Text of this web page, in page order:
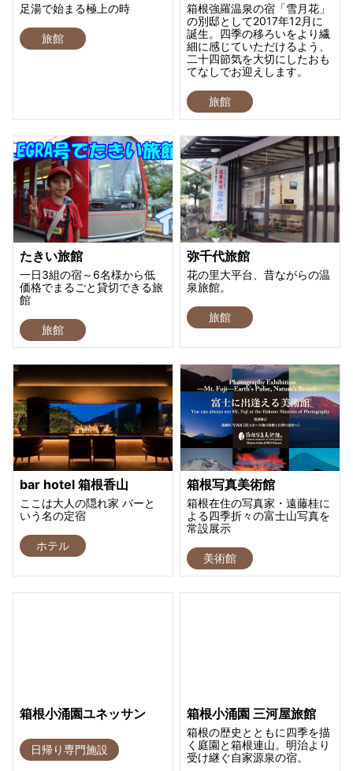
足湯で始まる極上の時
旅館
箱根強羅温泉の宿「雪月花」
の別邸として2017年12月に
誕生。四季の移ろいをより繊
細に感じていただけるよう、
二十四節気を大切にしたおも
てなしでお迎えします。
旅館
たきい旅館
一日3組の宿～6名様から低
価格でまるごと貸切できる旅
館
旅館
弥千代旅館
花の里大平台、昔ながらの温
泉旅館。
旅館
bar hotel 箱根香山
ここは大人の隠れ家 バーと
いう名の定宿
ホテル
箱根写真美術館
箱根在住の写真家・遠藤桂に
よる四季折々の富士山写真を
常設展示
美術館
箱根小涌園ユネッサン
日帰り専門施設
箱根小涌園 三河屋旅館
箱根の歴史とともに四季を描
く庭園と箱根連山。明治より
受け継ぐ自家源泉の宿。